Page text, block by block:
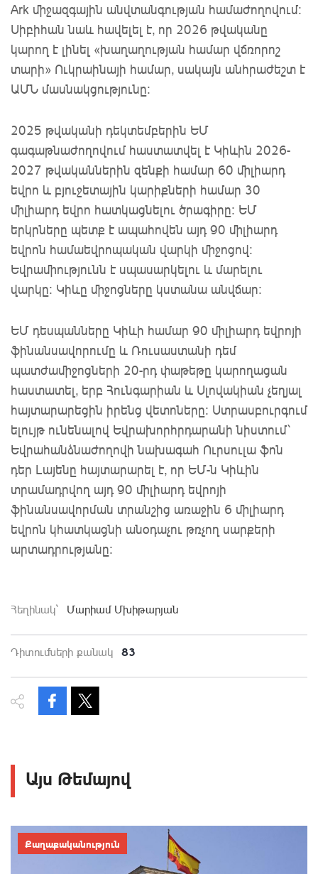
Ark միջազգային անվտանգության համաժողովում։
Սիբիհան նաև հավելել է, որ 2026 թվականը
կարող է լինել «խաղաղության համար վճռորոշ
տարի» Ուկրաինայի համար, սակայն անհրաժեշտ է
ԱՄՆ մասնակցությունը։
2025 թվականի դեկտեմբերին ԵՄ
գագաթնաժողովում հաստատվել է Կիևին 2026-
2027 թվականներին զենքի համար 60 միլիարդ
եվրո և բյուջետային կարիքների համար 30
միլիարդ եվրո հատկացնելու ծրագիրը: ԵՄ
երկրները պետք է ապահովեն այդ 90 միլիարդ
եվրոն համաեվրոպական վարկի միջոցով։
Եվրամիությունն է սպասարկելու և մարելու
վարկը։ Կիևը միջոցները կստանա անվճար։
ԵՄ դեսպանները Կիևի համար 90 միլիարդ եվրոյի
ֆինանսավորումը և Ռուսաստանի դեմ
պատժամիջոցների 20-րդ փաթեթը կարողացան
հաստատել, երբ Հունգարիան և Սլովակիան չեղյալ
հայտարարեցին իրենց վետոները։ Ստրասբուրգում
ելույթ ունենալով Եվրախորհրդարանի նիստում՝
Եվրահանձնաժողովի նախագահ Ուրսուլա ֆոն
դեր Լայենը հայտարարել է, որ ԵՄ-ն Կիևին
տրամադրվող այդ 90 միլիարդ եվրոյի
ֆինանսավորման տրանշից առաջին 6 միլիարդ
եվրոն կհատկացնի անօդաչու թռչող սարքերի
արտադրությանը։
Հեղինակ` Մարիամ Մխիթարյան
Դիտումների քանակ 83
Այս Թեմայով
Քաղաքականություն